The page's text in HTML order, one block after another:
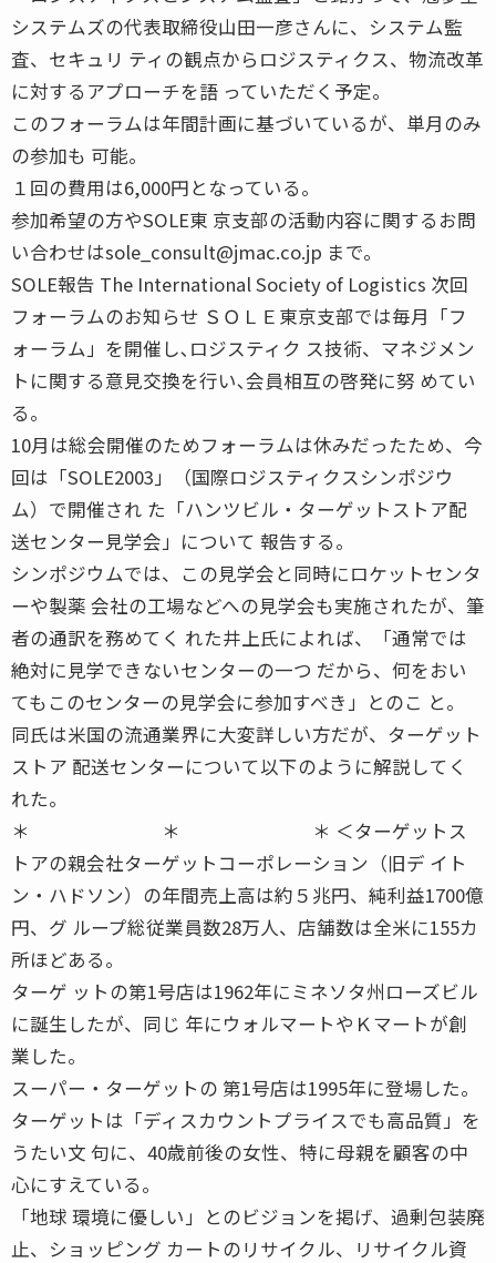
システムズの代表取締役山田一彦さんに、システム監
査、セキュリ ティの観点からロジスティクス、物流改革
に対するアプローチを語 っていただく予定。
このフォーラムは年間計画に基づいているが、単月のみ
の参加も 可能。
１回の費用は6,000円となっている。
参加希望の方やSOLE東 京支部の活動内容に関するお問
い合わせはsole_consult@jmac.co.jp まで。
SOLE報告 The International Society of Logistics 次回
フォーラムのお知らせ ＳＯＬＥ東京支部では毎月「フ
ォーラム」を開催し､ロジスティク ス技術、マネジメン
トに関する意見交換を行い､会員相互の啓発に努 めてい
る。
10月は総会開催のためフォーラムは休みだったため、今
回は「SOLE2003」（国際ロジスティクスシンポジウ
ム）で開催され た「ハンツビル・ターゲットストア配
送センター見学会」について 報告する。
シンポジウムでは、この見学会と同時にロケットセンタ
ーや製薬 会社の工場などへの見学会も実施されたが、筆
者の通訳を務めてく れた井上氏によれば、「通常では
絶対に見学できないセンターの一つ だから、何をおい
てもこのセンターの見学会に参加すべき」とのこ と。
同氏は米国の流通業界に大変詳しい方だが、ターゲット
ストア 配送センターについて以下のように解説してく
れた。
＊ ＊ ＊ ＜ターゲットス
トアの親会社ターゲットコーポレーション（旧デ イト
ン・ハドソン）の年間売上高は約５兆円、純利益1700億
円、グ ループ総従業員数28万人、店舗数は全米に155カ
所ほどある。
ターゲ ットの第1号店は1962年にミネソタ州ローズビル
に誕生したが、同じ 年にウォルマートやＫマートが創
業した。
スーパー・ターゲットの 第1号店は1995年に登場した。
ターゲットは「ディスカウントプライスでも高品質」を
うたい文 句に、40歳前後の女性、特に母親を顧客の中
心にすえている。
「地球 環境に優しい」とのビジョンを掲げ、過剰包装廃
止、ショッピング カートのリサイクル、リサイクル資